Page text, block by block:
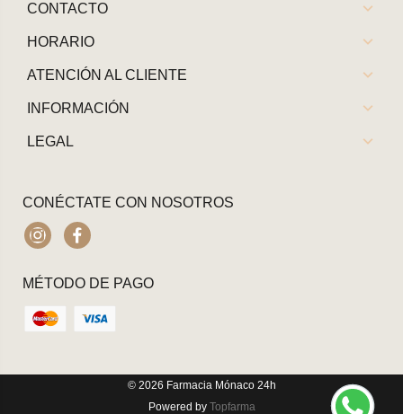
CONTACTO
HORARIO
ATENCIÓN AL CLIENTE
INFORMACIÓN
LEGAL
CONÉCTATE CON NOSOTROS
InstagramFacebook
MÉTODO DE PAGO
© 2026 Farmacia Mónaco 24h
Powered by Topfarma